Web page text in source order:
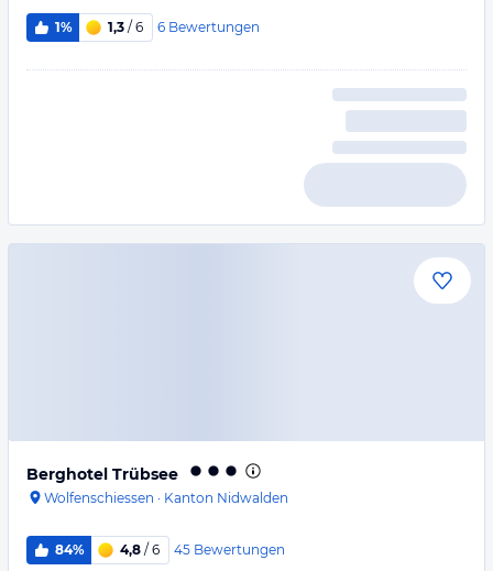
1% 1,3 / 6 6 Bewertungen
Berghotel Trübsee
Wolfenschiessen · Kanton Nidwalden
84% 4,8 / 6 45 Bewertungen